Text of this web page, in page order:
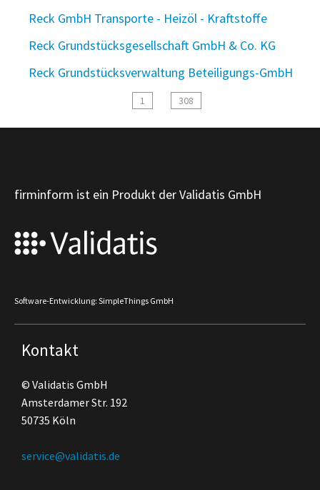
Reck GmbH Transporte - Heizöl - Kraftstoffe
Reck Grundstücksgesellschaft GmbH & Co. KG
Reck Grundstücksverwaltung Beteiligungs-GmbH
1 308
firminform ist ein Produkt der Validatis GmbH
Software-Entwicklung: SimpleThings GmbH
Kontakt
© Validatis GmbH
Amsterdamer Str. 192
50735 Köln
service@validatis.de